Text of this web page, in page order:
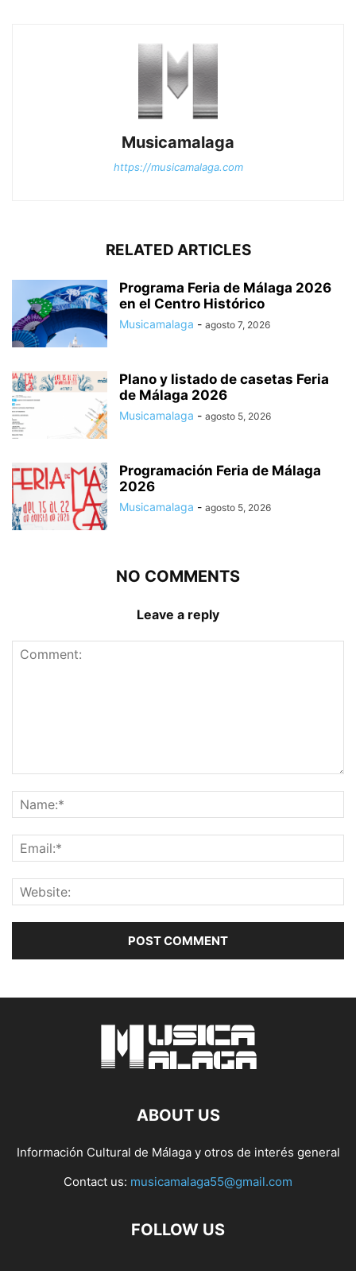
Musicamalaga
https://musicamalaga.com
RELATED ARTICLES
Programa Feria de Málaga 2026
en el Centro Histórico
Musicamalaga - agosto 7, 2026
Plano y listado de casetas Feria
de Málaga 2026
Musicamalaga - agosto 5, 2026
Programación Feria de Málaga
2026
Musicamalaga - agosto 5, 2026
NO COMMENTS
Leave a reply
ABOUT US
Información Cultural de Málaga y otros de interés general
Contact us: musicamalaga55@gmail.com
FOLLOW US